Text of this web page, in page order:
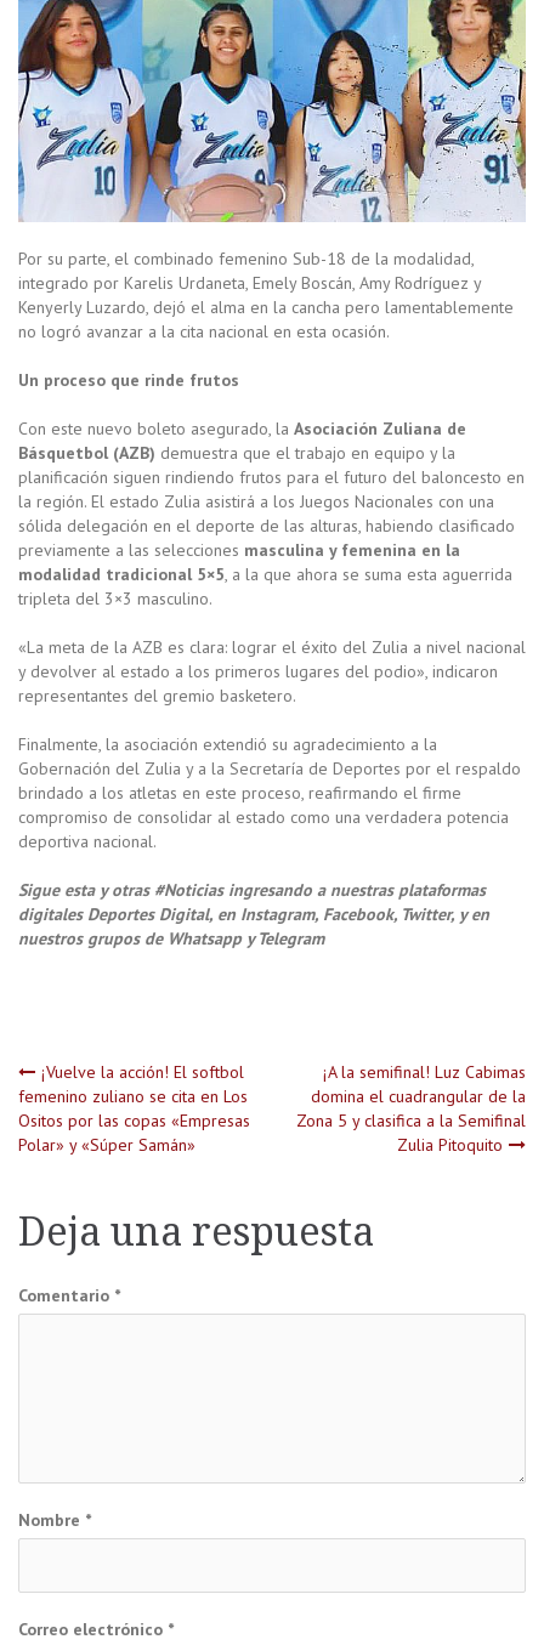
Por su parte, el combinado femenino Sub-18 de la modalidad,
integrado por Karelis Urdaneta, Emely Boscán, Amy Rodríguez y
Kenyerly Luzardo, dejó el alma en la cancha pero lamentablemente
no logró avanzar a la cita nacional en esta ocasión.
Un proceso que rinde frutos
Con este nuevo boleto asegurado, la Asociación Zuliana de
Básquetbol (AZB) demuestra que el trabajo en equipo y la
planificación siguen rindiendo frutos para el futuro del baloncesto en
la región. El estado Zulia asistirá a los Juegos Nacionales con una
sólida delegación en el deporte de las alturas, habiendo clasificado
previamente a las selecciones masculina y femenina en la
modalidad tradicional 5×5, a la que ahora se suma esta aguerrida
tripleta del 3×3 masculino.
«La meta de la AZB es clara: lograr el éxito del Zulia a nivel nacional
y devolver al estado a los primeros lugares del podio», indicaron
representantes del gremio basketero.
Finalmente, la asociación extendió su agradecimiento a la
Gobernación del Zulia y a la Secretaría de Deportes por el respaldo
brindado a los atletas en este proceso, reafirmando el firme
compromiso de consolidar al estado como una verdadera potencia
deportiva nacional.
Sigue esta y otras #Noticias ingresando a nuestras plataformas
digitales Deportes Digital, en Instagram, Facebook, Twitter, y en
nuestros grupos de Whatsapp y Telegram
Navegación
de
¡Vuelve la acción! El softbol
femenino zuliano se cita en Los
Ositos por las copas «Empresas
Polar» y «Súper Samán»
¡A la semifinal! Luz Cabimas
domina el cuadrangular de la
Zona 5 y clasifica a la Semifinal
Zulia Pitoquito
Deja una respuesta
Comentario *
Nombre *
Correo electrónico *